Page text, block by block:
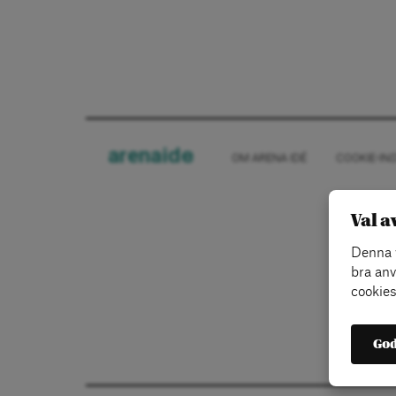
arenaide OM ARENA IDÉ COOKIE-
Val
Denna
bra